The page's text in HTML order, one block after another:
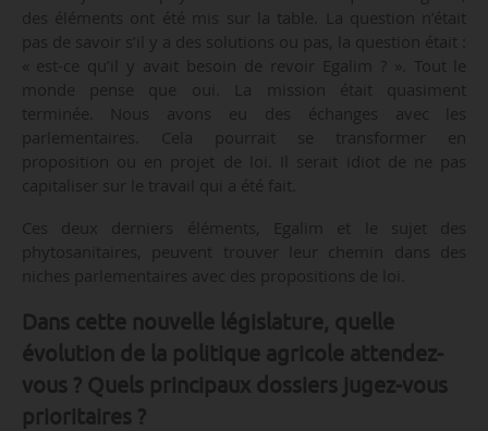
des éléments ont été mis sur la table. La question n’était
pas de savoir s’il y a des solutions ou pas, la question était :
« est-ce qu’il y avait besoin de revoir Egalim ? ». Tout le
monde pense que oui. La mission était quasiment
terminée. Nous avons eu des échanges avec les
parlementaires. Cela pourrait se transformer en
proposition ou en projet de loi. Il serait idiot de ne pas
capitaliser sur le travail qui a été fait.
Ces deux derniers éléments, Egalim et le sujet des
phytosanitaires, peuvent trouver leur chemin dans des
niches parlementaires avec des propositions de loi.
Dans cette nouvelle législature, quelle
évolution de la politique agricole attendez-
vous ? Quels principaux dossiers jugez-vous
prioritaires ?